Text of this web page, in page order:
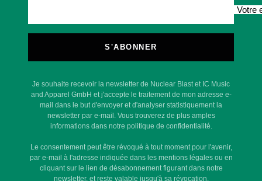
Votre
S'ABONNER
Je souhaite recevoir la newsletter de Nuclear Blast et IC Music
and Apparel GmbH et j'accepte le traitement de mon adresse e-
mail dans le but d'envoyer et d'analyser statistiquement la
newsletter par e-mail. Vous trouverez de plus amples
informations dans notre politique de confidentialité.
Le consentement peut être révoqué à tout moment pour l'avenir,
par e-mail à l'adresse indiquée dans les mentions légales ou en
cliquant sur le lien de désabonnement figurant dans notre
newsletter, et reste valable jusqu'à sa révocation.